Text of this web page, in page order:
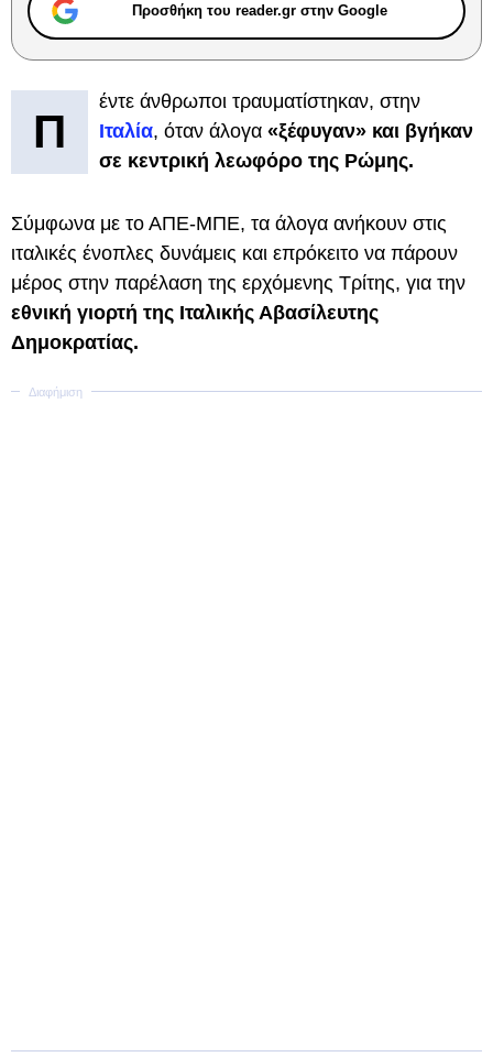
Προσθήκη του reader.gr στην Google
Π
έντε άνθρωποι τραυματίστηκαν, στην
Ιταλία, όταν άλογα «ξέφυγαν» και βγήκαν
σε κεντρική λεωφόρο της Ρώμης.
Σύμφωνα με το ΑΠΕ-ΜΠΕ, τα άλογα ανήκουν στις
ιταλικές ένοπλες δυνάμεις και επρόκειτο να πάρουν
μέρος στην παρέλαση της ερχόμενης Τρίτης, για την
εθνική γιορτή της Ιταλικής Αβασίλευτης
Δημοκρατίας.